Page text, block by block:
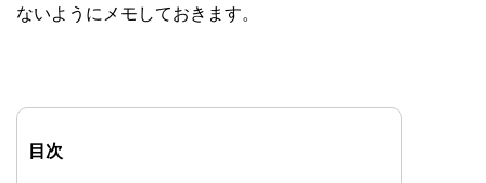
ないようにメモしておきます。
目次